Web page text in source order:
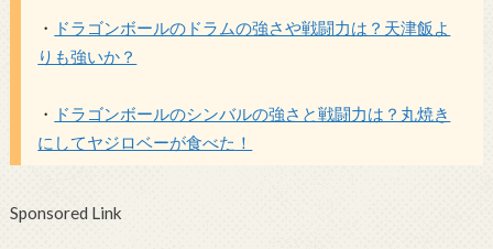
・
ドラゴンボールのドラムの強さや戦闘力は？天津飯よ
りも強いか？
・
ドラゴンボールのシンバルの強さと戦闘力は？丸焼き
にしてヤジロベーが食べた！
Sponsored Link